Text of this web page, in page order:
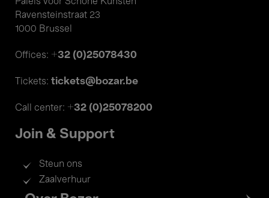
Paleis voor Schone Kunsten
Ravensteinstraat 23
1000 Brussel
Offices: +32 (0)25078430
Tickets: tickets@bozar.be
Call center: +32 (0)25078200
Join & Support
Steun ons
Zaalverhuur
Footer